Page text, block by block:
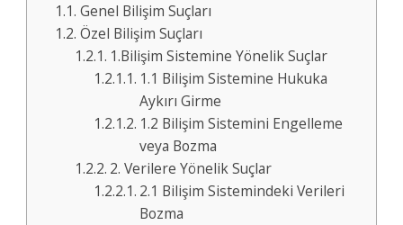
Genel Bilişim Suçları
Özel Bilişim Suçları
1.Bilişim Sistemine Yönelik Suçlar
1.1 Bilişim Sistemine Hukuka
Aykırı Girme
1.2 Bilişim Sistemini Engelleme
veya Bozma
2. Verilere Yönelik Suçlar
2.1 Bilişim Sistemindeki Verileri
Bozma